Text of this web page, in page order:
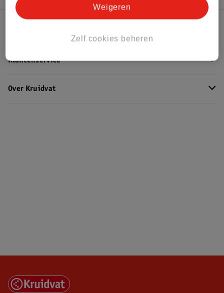
Klantenservice
Over Kruidvat
Zelf cookies beheren
Weigeren